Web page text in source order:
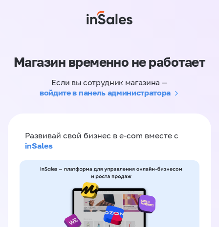
Магазин временно не работает
Если вы сотрудник магазина —
войдите в панель администратора
Развивай свой бизнес в e-com вместе с
inSales